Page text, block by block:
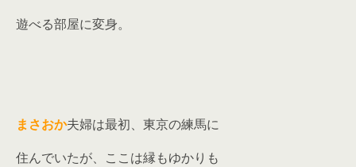
遊べる部屋に変身。
まさおか夫婦は最初、東京の練馬に
住んでいたが、ここは縁もゆかりも